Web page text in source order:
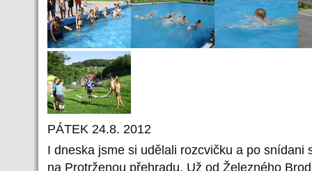
PÁTEK 24.8. 2012
I dneska jsme si udělali rozcvičku a po snídani
na Protrženou přehradu. Už od Železného